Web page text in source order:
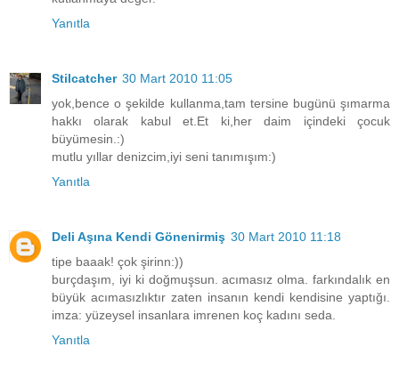
Yanıtla
Stilcatcher 30 Mart 2010 11:05
yok,bence o şekilde kullanma,tam tersine bugünü şımarma
hakkı olarak kabul et.Et ki,her daim içindeki çocuk
büyümesin.:)
mutlu yıllar denizcim,iyi seni tanımışım:)
Yanıtla
Deli Aşına Kendi Gönenirmiş 30 Mart 2010 11:18
tipe baaak! çok şirinn:))
burçdaşım, iyi ki doğmuşsun. acımasız olma. farkındalık en
büyük acımasızlıktır zaten insanın kendi kendisine yaptığı.
imza: yüzeysel insanlara imrenen koç kadını seda.
Yanıtla